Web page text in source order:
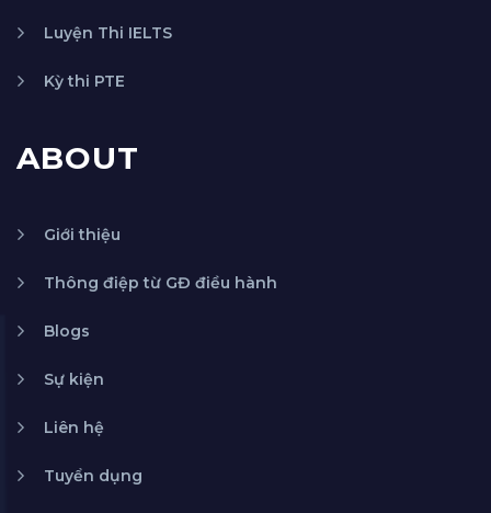
Luyện Thi IELTS
Kỳ thi PTE
ABOUT
Giới thiệu
Thông điệp từ GĐ điều hành
Blogs
Sự kiện
Liên hệ
Tuyển dụng